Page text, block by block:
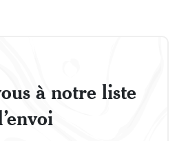
à notre liste